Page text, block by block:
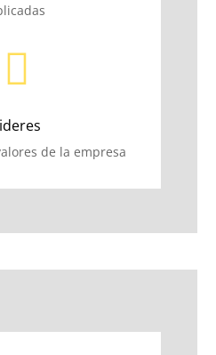

de la empresa